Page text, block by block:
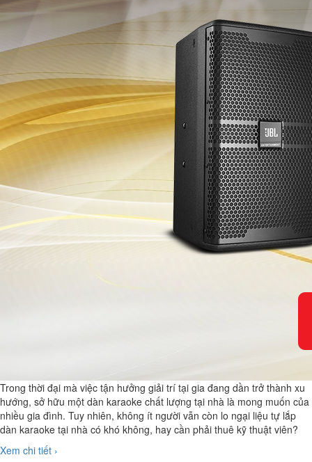
Trong thời đại mà việc tận hưởng giải trí tại gia đang dần trở thành xu
hướng, sở hữu một dàn karaoke chất lượng tại nhà là mong muốn của
nhiều gia đình. Tuy nhiên, không ít người vẫn còn lo ngại liệu tự lắp
dàn karaoke tại nhà có khó không, hay cần phải thuê kỹ thuật viên?
Xem chi tiết ›